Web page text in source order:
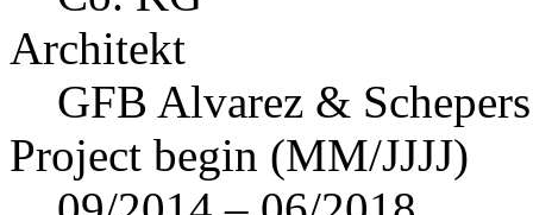
Architekt
GFB Alvarez &
Project begin (MM/JJJJ)